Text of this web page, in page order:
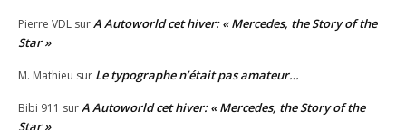
Pierre VDL surA Autoworld cet hiver: « Mercedes, the Story of the
Star »
M. Mathieu sur Le typographe n’était pas amateur…
Bibi 911 surA Autoworld cet hiver: « Mercedes, the Story of the
Star »